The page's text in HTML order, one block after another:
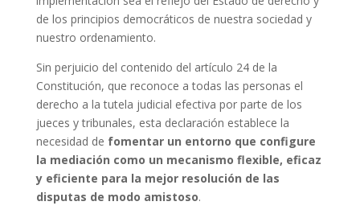
de los principios democráticos de nuestra sociedad y
nuestro ordenamiento.
Sin perjuicio del contenido del artículo 24 de la
Constitución, que reconoce a todas las personas el
derecho a la tutela judicial efectiva por parte de los
jueces y tribunales, esta declaración establece la
necesidad de fomentar un entorno que configure
la mediación como un mecanismo flexible, eficaz
y eficiente para la mejor resolución de las
disputas de modo amistoso.